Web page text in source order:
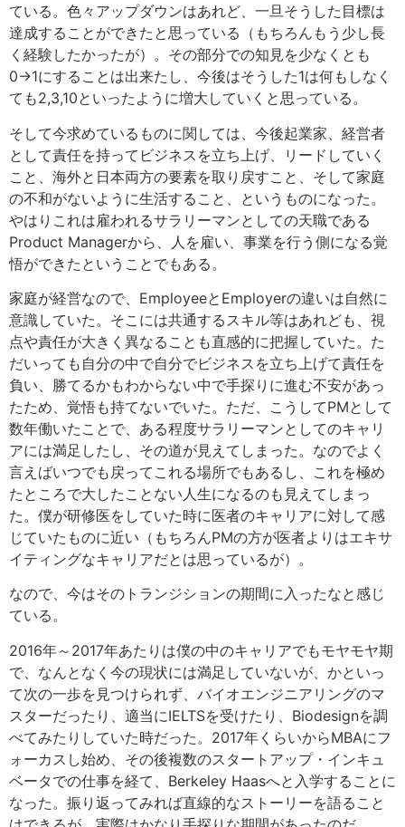
ている。色々アップダウンはあれど、一旦そうした目標は
達成することができたと思っている（もちろんもう少し長
く経験したかったが）。その部分での知見を少なくとも
0→1にすることは出来たし、今後はそうした1は何もしなく
ても2,3,10といったように増大していくと思っている。
そして今求めているものに関しては、今後起業家、経営者
として責任を持ってビジネスを立ち上げ、リードしていく
こと、海外と日本両方の要素を取り戻すこと、そして家庭
の不和がないように生活すること、というものになった。
やはりこれは雇われるサラリーマンとしての天職である
Product Managerから、人を雇い、事業を行う側になる覚
悟ができたということでもある。
家庭が経営なので、EmployeeとEmployerの違いは自然に
意識していた。そこには共通するスキル等はあれども、視
点や責任が大きく異なることも直感的に把握していた。た
だいっても自分の中で自分でビジネスを立ち上げて責任を
負い、勝てるかもわからない中で手探りに進む不安があっ
たため、覚悟も持てないでいた。ただ、こうしてPMとして
数年働いたことで、ある程度サラリーマンとしてのキャリ
アには満足したし、その道が見えてしまった。なのでよく
言えばいつでも戻ってこれる場所でもあるし、これを極め
たところで大したことない人生になるのも見えてしまっ
た。僕が研修医をしていた時に医者のキャリアに対して感
じていたものに近い（もちろんPMの方が医者よりはエキサ
イティングなキャリアだとは思っているが）。
なので、今はそのトランジションの期間に入ったなと感じ
ている。
2016年～2017年あたりは僕の中のキャリアでもモヤモヤ期
で、なんとなく今の現状には満足していないが、かといっ
て次の一歩を見つけられず、バイオエンジニアリングのマ
スターだったり、適当にIELTSを受けたり、Biodesignを調
べてみたりしていた時だった。2017年くらいからMBAにフ
ォーカスし始め、その後複数のスタートアップ・インキュ
ベータでの仕事を経て、Berkeley Haasへと入学することに
なった。振り返ってみれば直線的なストーリーを語ること